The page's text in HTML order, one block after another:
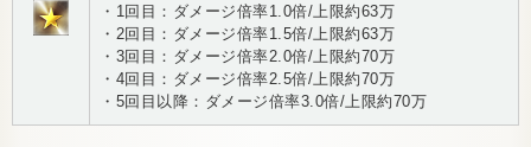
・1回目：ダメージ倍率1.0倍/上限約63万
・2回目：ダメージ倍率1.5倍/上限約63万
・3回目：ダメージ倍率2.0倍/上限約70万
・4回目：ダメージ倍率2.5倍/上限約70万
・5回目以降：ダメージ倍率3.0倍/上限約70万